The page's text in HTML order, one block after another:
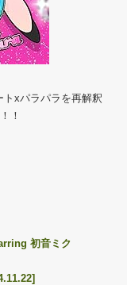
xパラパラを再解釈
！
初音ミク